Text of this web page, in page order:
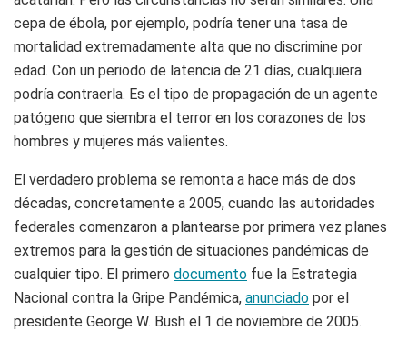
cepa de ébola, por ejemplo, podría tener una tasa de
mortalidad extremadamente alta que no discrimine por
edad. Con un periodo de latencia de 21 días, cualquiera
podría contraerla. Es el tipo de propagación de un agente
patógeno que siembra el terror en los corazones de los
hombres y mujeres más valientes.
El verdadero problema se remonta a hace más de dos
décadas, concretamente a 2005, cuando las autoridades
federales comenzaron a plantearse por primera vez planes
extremos para la gestión de situaciones pandémicas de
cualquier tipo. El primero documento fue la Estrategia
Nacional contra la Gripe Pandémica, anunciado por el
presidente George W. Bush el 1 de noviembre de 2005.